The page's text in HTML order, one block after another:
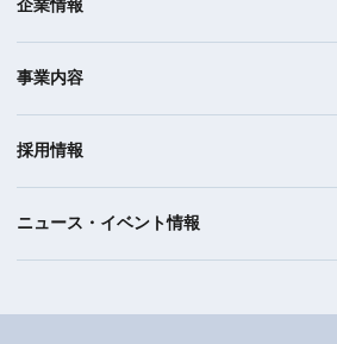
企業情報
事業内容
採用情報
ニュース・イベント情報